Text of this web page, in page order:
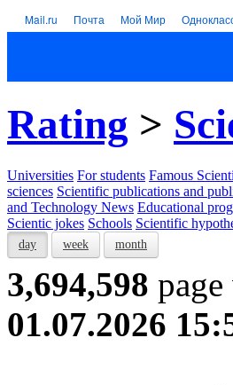
Mail.ru Почта Мой Мир
Rating >
Universities For students Famous
sciences Scientific publications and
and Technology News Educational
Scientic jokes Schools Scientific
day week month
3,694,598
01.07.2026